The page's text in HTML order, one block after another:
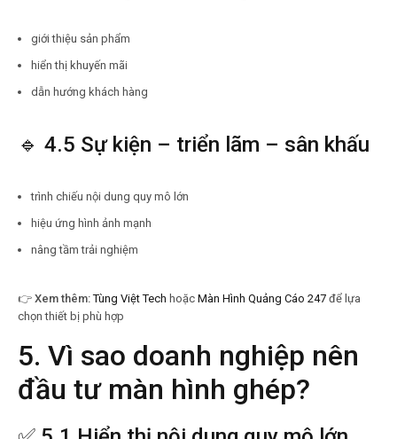
giới thiệu sản phẩm
hiển thị khuyến mãi
dẫn hướng khách hàng
🔹 4.5 Sự kiện – triển lãm – sân khấu
trình chiếu nội dung quy mô lớn
hiệu ứng hình ảnh mạnh
nâng tầm trải nghiệm
👉 Xem thêm: Tùng Việt Tech hoặc Màn Hình Quảng Cáo 247 để lựa
chọn thiết bị phù hợp
5. Vì sao doanh nghiệp nên
đầu tư màn hình ghép?